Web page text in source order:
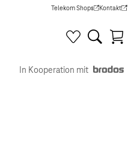
Telekom Shops
(Wird in einem neuen Tab
Kontakt
(Wird in
In Kooperation mit